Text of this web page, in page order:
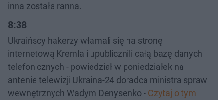
inna została ranna.
8:38
Ukraińscy hakerzy włamali się na stronę
internetową Kremla i upublicznili całą bazę danych
telefonicznych - powiedział w poniedziałek na
antenie telewizji Ukraina-24 doradca ministra spraw
wewnętrznych Wadym Denysenko - Czytaj o tym